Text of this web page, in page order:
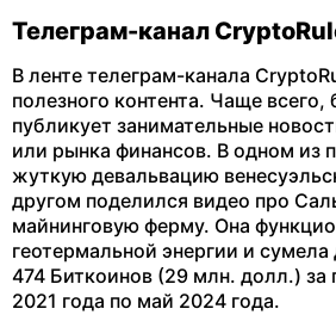
Телеграм-канал
В ленте телеграм-канала
полезного контента. Чаще всего,
публикует занимательные
или рынка финансов. В одном из
жуткую девальвацию
другом поделился видео про
майнинговую ферму. Она
геотермальной энергии и
474 Биткоинов (29 млн. долл.) за
2021 года по май 2024 года.